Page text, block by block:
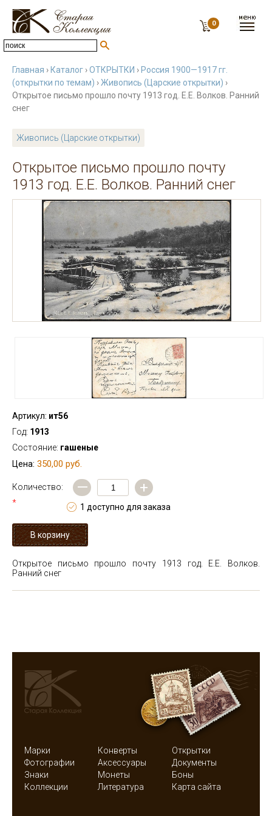
0
Главная › Каталог ›ОТКРЫТКИ › Россия 1900—1917 гг.
(открытки по темам) ›Живопись (Царские открытки) ›
Открытое письмо прошло почту 1913 год. Е.Е. Волков. Ранний
снег
Живопись (Царские открытки)
Открытое письмо прошло почту
1913 год. Е.Е. Волков. Ранний снег
Артикул: ит56
Год: 1913
Состояние: гашеные
Цена: 350,00 руб.
Количество:
*
— +
1 доступно для заказа
Открытое письмо прошло почту 1913 год. Е.Е. Волков.
Ранний снег
Марки Конверты
Открытки
Фотографии
Аксессуары
Документы
Знаки
Монеты
Боны
Коллекции
Литература Карта сайта